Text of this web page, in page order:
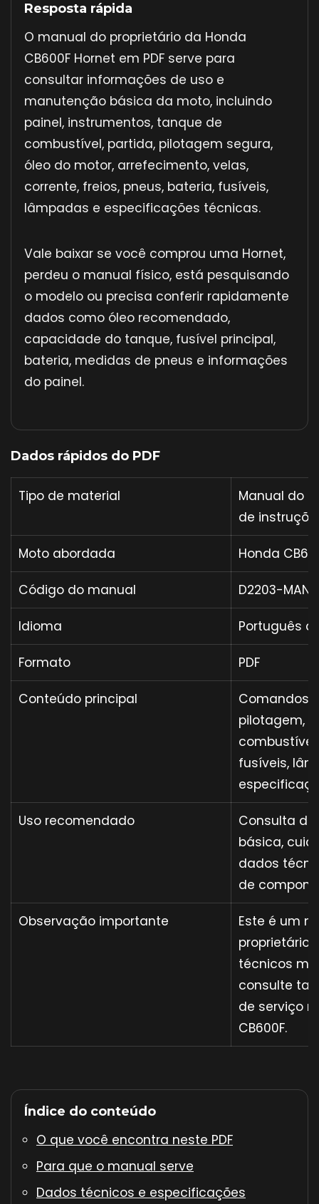
Resposta rápida
O manual do proprietário da Honda
CB600F Hornet em PDF serve para
consultar informações de uso e
manutenção básica da moto, incluindo
painel, instrumentos, tanque de
combustível, partida, pilotagem segura,
óleo do motor, arrefecimento, velas,
corrente, freios, pneus, bateria, fusíveis,
lâmpadas e especificações técnicas.
Vale baixar se você comprou uma Hornet,
perdeu o manual físico, está pesquisando
o modelo ou precisa conferir rapidamente
dados como óleo recomendado,
capacidade do tanque, fusível principal,
bateria, medidas de pneus e informações
do painel.
Dados rápidos do PDF
Tipo de material
Manual do
de
Moto abordada Honda
Código do manual D2203-
Idioma Português
Formato PDF
Conteúdo principal
Comandos,
pilotagem,
fusíveis,
Uso recomendado
Consulta
básica,
dados
de
Observação importante
Este é um
proprietário.
técnicos
consulte
de serviço
CB600F.
Índice do conteúdo
O que você encontra neste PDF
Para que o manual serve
Dados técnicos e especificações